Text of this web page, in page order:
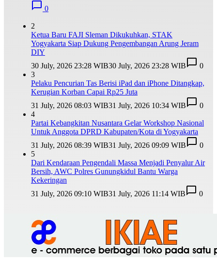
0
2
Ketua Baru FAJI Sleman Dikukuhkan, STAK
Yogyakarta Siap Dukung Pengembangan Arung Jeram
DIY
30 July, 2026 23:28 WIB30 July, 2026 23:28 WIB
0
3
Pelaku Pencurian Tas Berisi iPad dan iPhone Ditangkap,
Kerugian Korban Capai Rp25 Juta
31 July, 2026 08:03 WIB31 July, 2026 10:34 WIB
0
4
Partai Kebangkitan Nusantara Gelar Workshop Nasional
Untuk Anggota DPRD Kabupaten/Kota di Yogyakarta
31 July, 2026 08:39 WIB31 July, 2026 09:09 WIB
0
5
Dari Kendaraan Pengendali Massa Menjadi Penyalur Air
Bersih, AWC Polres Gunungkidul Bantu Warga
Kekeringan
31 July, 2026 09:10 WIB31 July, 2026 11:14 WIB 0